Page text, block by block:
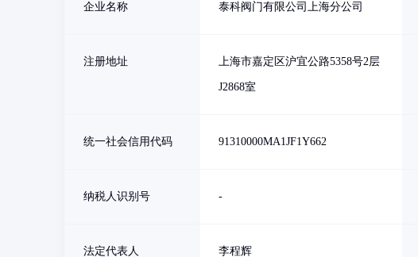
企业名称 泰科阀门有限公司上海分公司
注册地址 上海市嘉定区沪宜公路5358号2层
J2868室
统一社会信用代码 91310000MA1JF1Y662
纳税人识别号 -
法定代表人 李程辉